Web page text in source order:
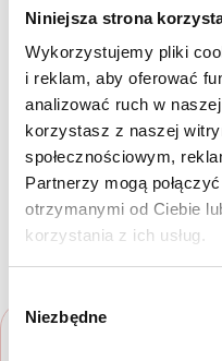
Niniejsza strona
Wykorzystujemy pliki
i reklam, aby oferować
analizować ruch w
korzystasz z naszej
społecznościowym,
Partnerzy mogą
otrzymanymi od Ciebie
korzystania z ich usług.
zgody
Niezbędne
Leasing netto od:
2 015 zł
2 478 zł brutto / msc.
Twój nowy